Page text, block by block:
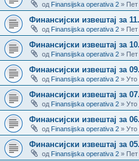
од Finansijska operativa 2 » Пет
Финансијски извештај за
од Finansijska operativa 2 » Пет
Финансијски извештај за
од Finansijska operativa 2 » Пет
Финансијски извештај за
од Finansijska operativa 2 » Уто
Финансијски извештај за
од Finansijska operativa 2 » Уто
Финансијски извештај за
од Finansijska operativa 2 » Уто
Финансијски извештај за
од Finansijska operativa 2 » Пет